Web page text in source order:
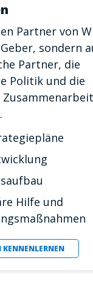
Partner von
sondern
Partner, die
Politik und die
Hilfe und